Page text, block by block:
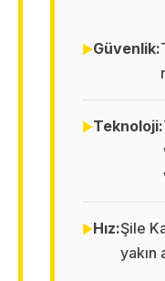
Güvenlik:
Teknoloji:
Hız:Şile
yakın